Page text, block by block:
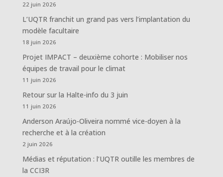
22 juin 2026
L’UQTR franchit un grand pas vers l’implantation du
modèle facultaire
18 juin 2026
Projet IMPACT – deuxième cohorte : Mobiliser nos
équipes de travail pour le climat
11 juin 2026
Retour sur la Halte-info du 3 juin
11 juin 2026
Anderson Araújo-Oliveira nommé vice-doyen à la
recherche et à la création
2 juin 2026
Médias et réputation : l’UQTR outille les membres de
la CCI3R